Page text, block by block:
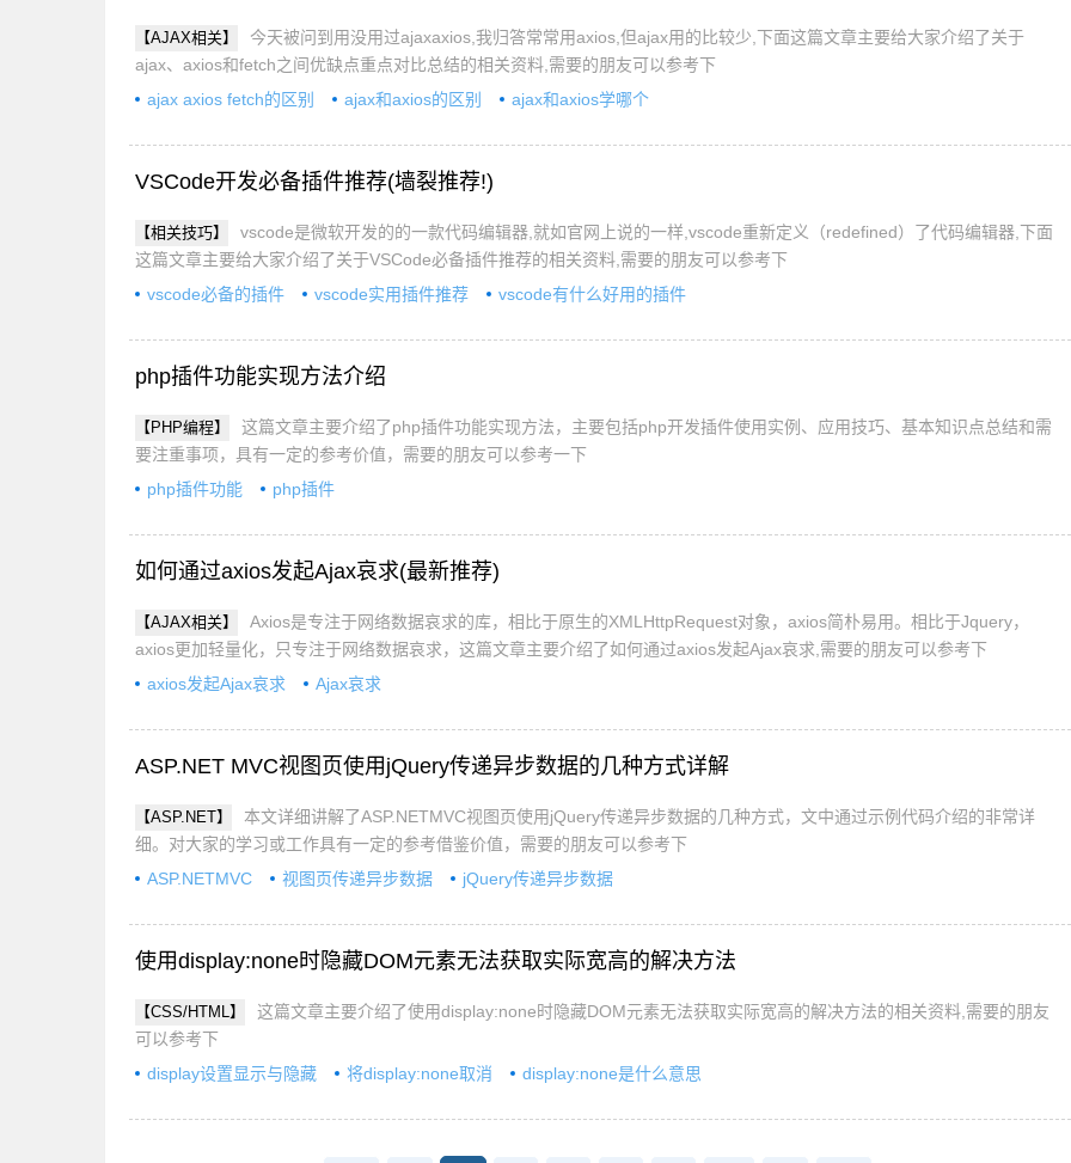
【AJAX相关】
今天被问到用没用过ajaxaxios,我归答常常用axios,但ajax用的比较少,下面这篇文章主要给大家介绍了关于
ajax、axios和fetch之间优缺点重点对比总结的相关资料,需要的朋友可以参考下
ajax axios fetch的区别
ajax和axios的区别 ajax和axios学哪个
VSCode开发必备插件推荐(墙裂推荐!)
【相关技巧】
vscode是微软开发的的一款代码编辑器,就如官网上说的一样,vscode重新定义（redefined）了代码编辑器,下面
这篇文章主要给大家介绍了关于VSCode必备插件推荐的相关资料,需要的朋友可以参考下
vscode必备的插件
vscode实用插件推荐 vscode有什么好用的插件
php插件功能实现方法介绍
【PHP编程】
这篇文章主要介绍了php插件功能实现方法，主要包括php开发插件使用实例、应用技巧、基本知识点总结和需
要注重事项，具有一定的参考价值，需要的朋友可以参考一下
php插件功能
php插件
如何通过axios发起Ajax哀求(最新推荐)
【AJAX相关】
Axios是专注于网络数据哀求的库，相比于原生的XMLHttpRequest对象，axios简朴易用。相比于Jquery，
axios更加轻量化，只专注于网络数据哀求，这篇文章主要介绍了如何通过axios发起Ajax哀求,需要的朋友可以参考下
axios发起Ajax哀求
Ajax哀求
ASP.NET MVC视图页使用jQuery传递异步数据的几种方式详解
【ASP.NET】
本文详细讲解了ASP.NETMVC视图页使用jQuery传递异步数据的几种方式，文中通过示例代码介绍的非常详
细。对大家的学习或工作具有一定的参考借鉴价值，需要的朋友可以参考下
ASP.NETMVC
视图页传递异步数据 jQuery传递异步数据
使用display:none时隐藏DOM元素无法获取实际宽高的解决方法
【CSS/HTML】
这篇文章主要介绍了使用display:none时隐藏DOM元素无法获取实际宽高的解决方法的相关资料,需要的朋友
可以参考下
display设置显示与隐藏
将display:none取消 display:none是什么意思